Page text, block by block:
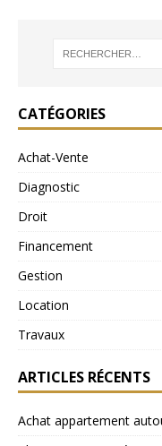
CATÉGORIES
Achat-Vente
Diagnostic
Droit
Financement
Gestion
Location
Travaux
ARTICLES RÉCENTS
Achat appartement